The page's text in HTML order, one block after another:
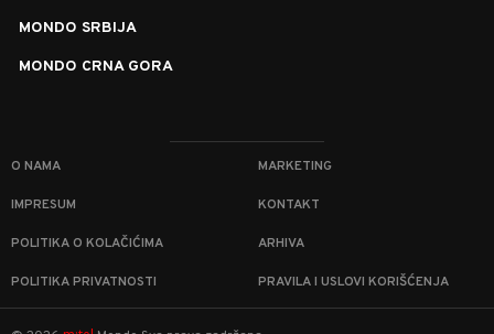
MONDO SRBIJA
MONDO CRNA GORA
O NAMA MARKETING
IMPRESUM KONTAKT
POLITIKA O KOLAČIĆIMA ARHIVA
POLITIKA PRIVATNOSTI PRAVILA I USLOVI KORIŠĆENJA